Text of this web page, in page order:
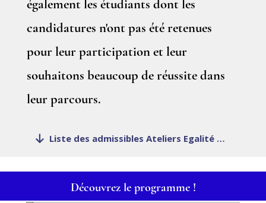
également les étudiants dont les
candidatures n'ont pas été retenues
pour leur participation et leur
souhaitons beaucoup de réussite dans
leur parcours.
Liste des admissibles Ateliers Egalité des Chances à La Fémis 2025-2026
Découvrez le programme !